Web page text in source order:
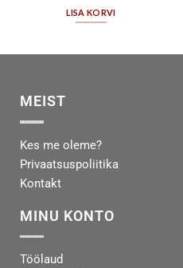
LISA KORVI
MEIST
Kes me oleme?
Privaatsuspoliitika
Kontakt
MINU KONTO
Töölaud